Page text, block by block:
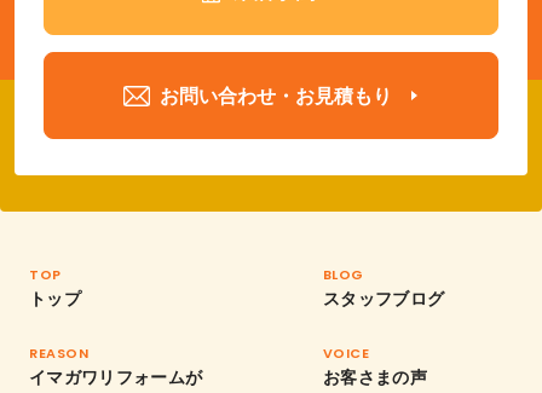
お問い合わせ・お見積もり
TOP
トップ
REASON
イマガワリフォームが
BLOG
スタッフブログ
VOICE
お客さまの声